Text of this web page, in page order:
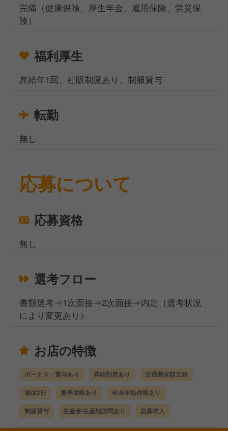
完備（健康保険、厚生年金、雇用保険、労災保
険）
福利厚生
昇給年1回、社販制度あり、制服貸与
転勤
無し
応募について
応募資格
無し
選考フロー
書類選考⇒1次面接⇒2次面接⇒内定（選考状況
により変更あり）
お店の特徴
ボーナス・賞与あり 昇給制度あり 交通費全額支給
週休2日 夏季休暇あり 年末年始休暇あり
制服貸与 生産者/生産地訪問あり 急募求人